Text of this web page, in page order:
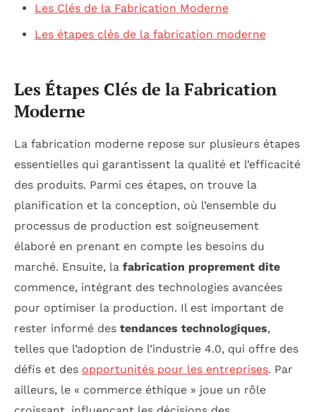
Les Clés de la Fabrication Moderne
Les étapes clés de la fabrication moderne
Les Étapes Clés de la Fabrication
Moderne
La fabrication moderne repose sur plusieurs étapes
essentielles qui garantissent la qualité et l’efficacité
des produits. Parmi ces étapes, on trouve la
planification et la conception, où l’ensemble du
processus de production est soigneusement
élaboré en prenant en compte les besoins du
marché. Ensuite, la fabrication proprement dite
commence, intégrant des technologies avancées
pour optimiser la production. Il est important de
rester informé des tendances technologiques,
telles que l’adoption de l’industrie 4.0, qui offre des
défis et des opportunités pour les entreprises. Par
ailleurs, le « commerce éthique » joue un rôle